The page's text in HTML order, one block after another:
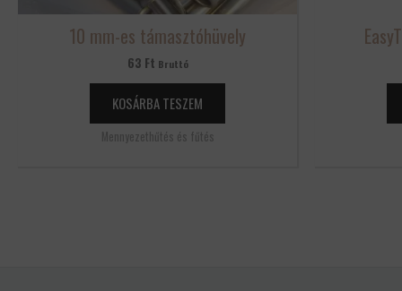
10 mm-es támasztóhüvely
63 Ft Bruttó
KOSÁRBA TESZEM
Mennyezethűtés és fűtés